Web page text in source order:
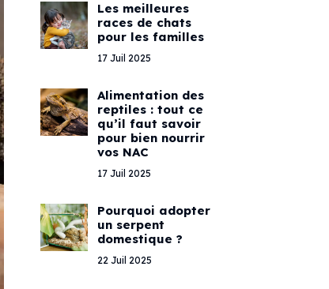
Les meilleures
races de chats
pour les familles
17 Juil 2025
Alimentation des
reptiles : tout ce
qu’il faut savoir
pour bien nourrir
vos NAC
17 Juil 2025
Pourquoi adopter
un serpent
domestique ?
22 Juil 2025